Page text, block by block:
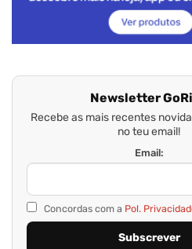
Newsletter
Recebe as mais recentes
no teu email!
Email:
Concordas com a Pol.